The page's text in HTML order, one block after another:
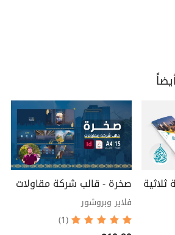
صخرة - قالب شركة مقاولات
فلاير وبروشور
(1)